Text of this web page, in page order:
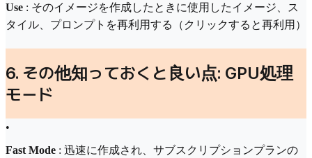
Use : そのイメージを作成したときに使用したイメージ、ス
タイル、プロンプトを再利用する（クリックすると再利用）
6. その他知っておくと良い点: GPU処理
モード
•
Fast Mode : 迅速に作成され、サブスクリプションプランの